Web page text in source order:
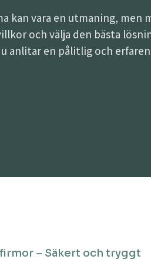
kan vara en utmaning, men
och välja den bästa
anlitar en pålitlig och
– Säkert och tryggt